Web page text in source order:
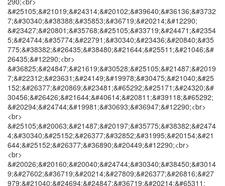
&#25105;&#21019;&#24314;&#20102;&#39640;&#36136;&#3732
7;&#30340;&#38388;&#35853;&#36719;&#20214;&#12290;
&#23427;&#20801;&#35768;&#25105;&#33719;&#24471;&#2354
5;&#24744;&#35774;&#22791;&#30340;&#23436;&#20840;&#35
775;&#38382;&#26435;&#38480;&#21644;&#25511;&#21046;&#
26435;&#12290;<br>
&#36825;&#24847;&#21619;&#30528;&#25105;&#21487;&#2019
7;&#22312;&#23631;&#24149;&#19978;&#30475;&#21040;&#25
152;&#26377;&#20869;&#23481;&#65292;&#25171;&#24320;&#
30456;&#26426;&#21644;&#40614;&#20811;&#39118;&#65292;
&#20294;&#24744;&#19981;&#30693;&#36947;&#12290;<br>
<br>
&#25105;&#20063;&#21487;&#20197;&#35775;&#38382;&#2474
4;&#30340;&#25152;&#26377;&#32852;&#31995;&#20154;&#21
644;&#25152;&#26377;&#36890;&#20449;&#12290;<br>
<br>
&#20026;&#20160;&#20040;&#24744;&#30340;&#38450;&#3014
9;&#27602;&#36719;&#20214;&#27809;&#26377;&#26816;&#27
979;&#21040;&#24694;&#24847;&#36719;&#20214;&#65311;